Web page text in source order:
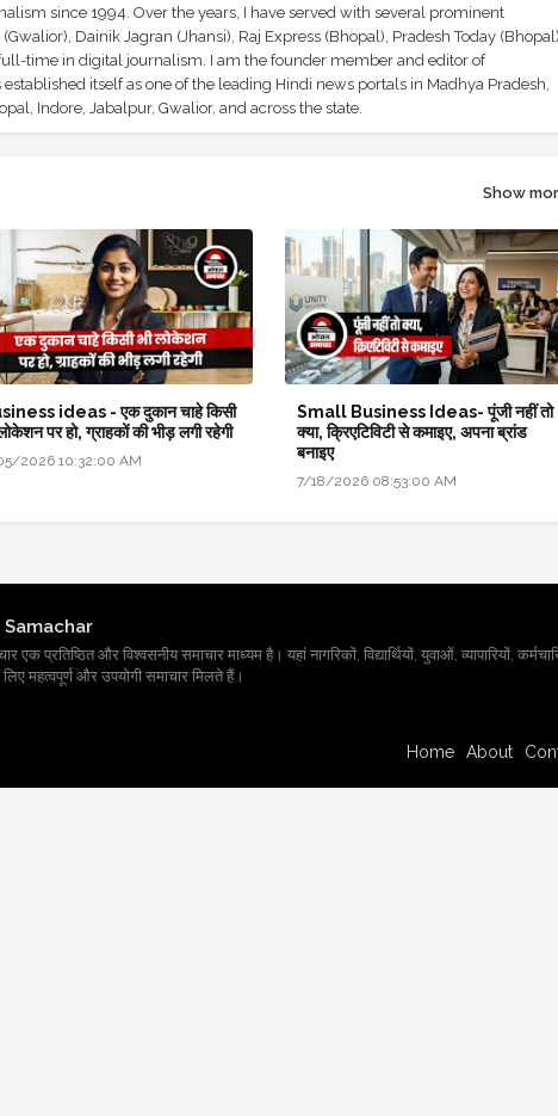
since 1994. Over the years, I have served with several prominent
Dainik Jagran (Jhansi), Raj Express (Bhopal), Pradesh Today
time in digital journalism. I am the founder member and editor of
itself as one of the leading Hindi news portals in Madhya Pradesh,
Indore, Jabalpur, Gwalior, and across the state.
Show
ideas - एक दुकान चाहे किसी
पर हो, ग्राहकों की भीड़ लगी रहेगी
2026 10:32:00 AM
Small Business Ideas- पूंजी नहीं तो
क्या, क्रिएटिविटी से कमाइए, अपना ब्रांड
बनाइए
7/18/2026 08:53:00 AM
एक प्रतिष्ठित और विश्वसनीय समाचार माध्यम है। यहां नागरिकों, विद्यार्थियों, युवाओं, व्यापारियों,
महत्वपूर्ण और उपयोगी समाचार मिलते हैं।
Home About